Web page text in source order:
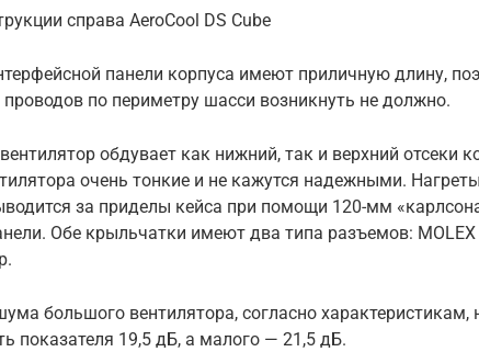
справа AeroCool DS Cube
панели корпуса имеют приличную длину,
по периметру шасси возникнуть не должно.
обдувает как нижний, так и верхний отсеки
очень тонкие и не кажутся надежными.
за приделы кейса при помощи 120-мм
Обе крыльчатки имеют два типа разъемов:
большого вентилятора, согласно характеристикам,
показателя 19,5 дБ, а малого — 21,5 дБ.